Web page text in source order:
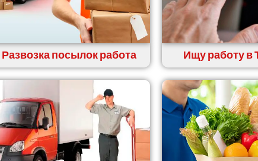
Развозка посылок работа Ищу работу в